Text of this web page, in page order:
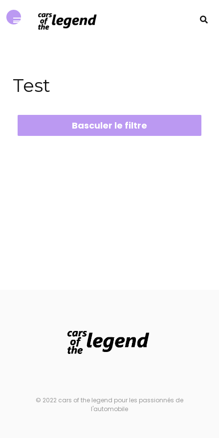
Test
Basculer le filtre
© 2022 cars of the legend pour les passionnés de
l'automobile